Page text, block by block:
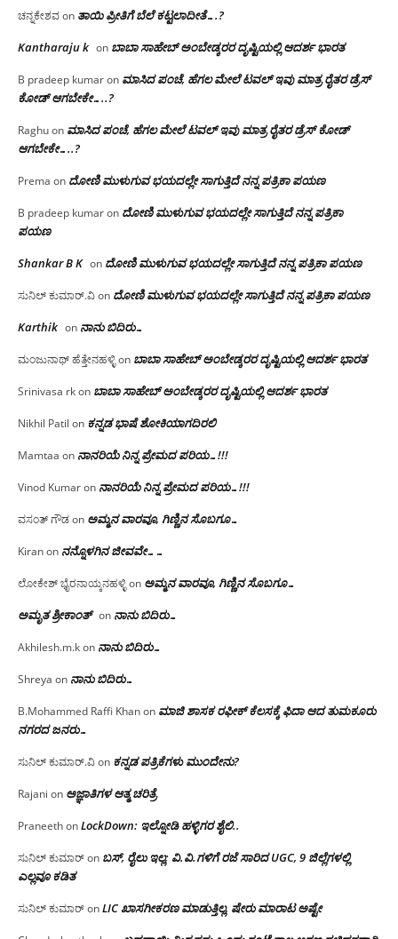
ಚನ್ನಕೇಶವon ತಾಯಿ ಪ್ರೀತಿಗೆ ಬೆಲೆ ಕಟ್ಟಲಾದೀತೆ….?
Kantharaju k on ಬಾಬಾ ಸಾಹೇಬ್ ಅಂಬೇಡ್ಕರರ ದೃಷ್ಟಿಯಲ್ಲಿ ಆದರ್ಶ ಭಾರತ
B pradeep kumaron ಮಾಸಿದ ಪಂಚೆ, ಹೆಗಲ ಮೇಲೆ ಟವಲ್‌ ಇವು ಮಾತ್ರ ರೈತರ ಡ್ರೆಸ್‌
ಕೋಡ್ ಆಗಬೇಕೇ…..?‌
Raghuon ಮಾಸಿದ ಪಂಚೆ, ಹೆಗಲ ಮೇಲೆ ಟವಲ್‌ ಇವು ಮಾತ್ರ ರೈತರ ಡ್ರೆಸ್‌ ಕೋಡ್
ಆಗಬೇಕೇ…..?‌
Prema on ದೋಣಿ ಮುಳುಗುವ ಭಯದಲ್ಲೇ ಸಾಗುತ್ತಿದೆ ನನ್ನ ಪತ್ರಿಕಾ ಪಯಣ
B pradeep kumaron ದೋಣಿ ಮುಳುಗುವ ಭಯದಲ್ಲೇ ಸಾಗುತ್ತಿದೆ ನನ್ನ ಪತ್ರಿಕಾ
ಪಯಣ
Shankar B K on ದೋಣಿ ಮುಳುಗುವ ಭಯದಲ್ಲೇ ಸಾಗುತ್ತಿದೆ ನನ್ನ ಪತ್ರಿಕಾ ಪಯಣ
ಸುನಿಲ್ ಕುಮಾರ್.ವಿon ದೋಣಿ ಮುಳುಗುವ ಭಯದಲ್ಲೇ ಸಾಗುತ್ತಿದೆ ನನ್ನ ಪತ್ರಿಕಾ ಪಯಣ
Karthik on ನಾನು ಬಿದಿರು…
ಮಂಜುನಾಥ್ ಹೆತ್ತೇನಹಳ್ಳಿon ಬಾಬಾ ಸಾಹೇಬ್ ಅಂಬೇಡ್ಕರರ ದೃಷ್ಟಿಯಲ್ಲಿ ಆದರ್ಶ ಭಾರತ
Srinivasa rkon ಬಾಬಾ ಸಾಹೇಬ್ ಅಂಬೇಡ್ಕರರ ದೃಷ್ಟಿಯಲ್ಲಿ ಆದರ್ಶ ಭಾರತ
Nikhil Patil on ಕನ್ನಡ ಭಾಷೆ ಶೋಕಿಯಾಗದಿರಲಿ
Mamtaa on ನಾನರಿಯೆ ನಿನ್ನ ಪ್ರೇಮದ ಪರಿಯ…!!!
Vinod Kumaron ನಾನರಿಯೆ ನಿನ್ನ ಪ್ರೇಮದ ಪರಿಯ…!!!
ವಸಂತ್ ಗೌಡon ಅಮ್ಮನ ವಾರವೂ, ಗಿಣ್ಣಿನ ಸೊಬಗೂ…
Kiranon ನನ್ನೊಳಗಿನ ಜೀವವೇ……
ಲೋಕೇಶ್ ಭೈರನಾಯ್ಕನಹಳ್ಳಿon ಅಮ್ಮನ ವಾರವೂ, ಗಿಣ್ಣಿನ ಸೊಬಗೂ…
ಅಮೃತ ಶ್ರೀಕಾಂತ್ on ನಾನು ಬಿದಿರು…
Akhilesh.m.kon ನಾನು ಬಿದಿರು…
Shreya on ನಾನು ಬಿದಿರು…
B.Mohammed Raffi Khanon ಮಾಜಿ ಶಾಸಕ ರಫೀಕ್ ಕೆಲಸಕ್ಕೆ ಫಿದಾ ಆದ ತುಮಕೂರು
ನಗರದ ಜನರು…
ಸುನಿಲ್ ಕುಮಾರ್.ವಿon ಕನ್ನಡ ಪತ್ರಿಕೆಗಳು ಮುಂದೇನು?
Rajani on ಅಜ್ಞಾತಿಗಳ ಆತ್ಮ ಚರಿತ್ರೆ
PraneethonLockDown: ಇಲ್ನೋಡಿ ಹಳ್ಳಿಗರ ಶೈಲಿ..
ಸುನಿಲ್ ಕುಮಾರ್on ಬಸ್, ರೈಲು ಇಲ್ಲ; ವಿ.ವಿ.ಗಳಿಗೆ ರಜೆ ಸಾರಿದ UGC, 9 ಜಿಲ್ಲೆಗಳಲ್ಲಿ
ಎಲ್ಲವೂ ಕಡಿತ
ಸುನಿಲ್ ಕುಮಾರ್onLIC ಖಾಸಗೀಕರಣ ಮಾಡುತ್ತಿಲ್ಲ, ಷೇರು ಮಾರಾಟ ಅಷ್ಟೇ